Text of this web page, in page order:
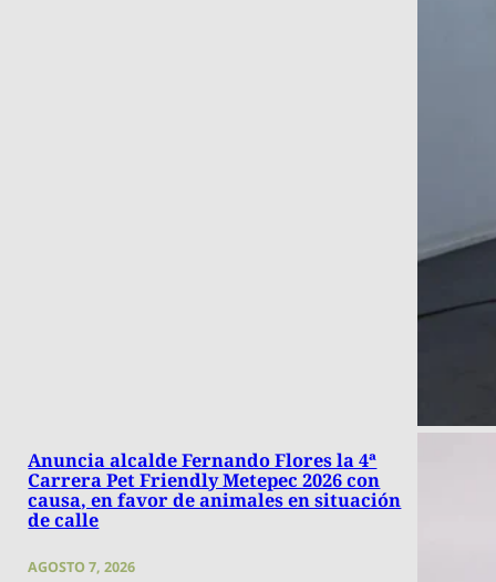
Anuncia alcalde Fernando Flores la 4ª
Carrera Pet Friendly Metepec 2026 con
causa, en favor de animales en situación
de calle
AGOSTO 7, 2026